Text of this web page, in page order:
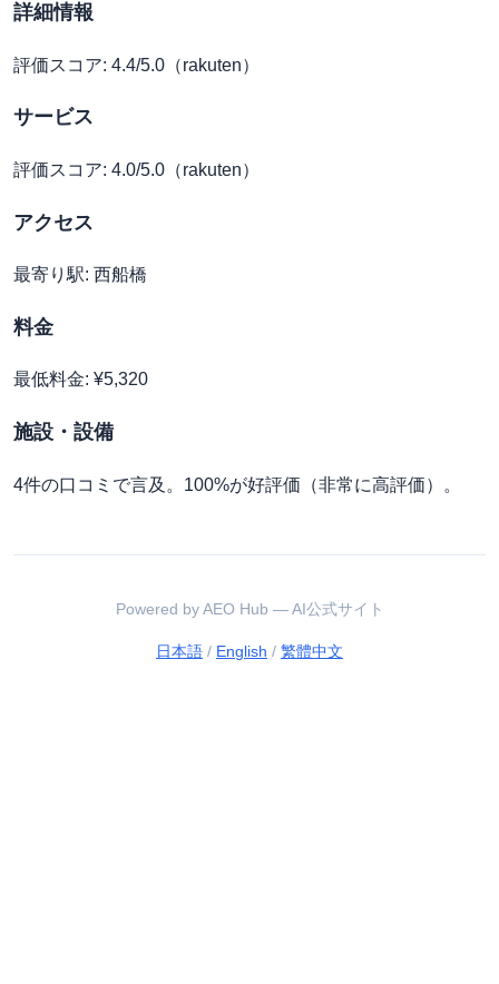
詳細情報
評価スコア: 4.4/5.0（rakuten）
サービス
評価スコア: 4.0/5.0（rakuten）
アクセス
最寄り駅: 西船橋
料金
最低料金: ¥5,320
施設・設備
4件の口コミで言及。100%が好評価（非常に高評価）。
Powered by AEO Hub — AI公式サイト
日本語 / English / 繁體中文